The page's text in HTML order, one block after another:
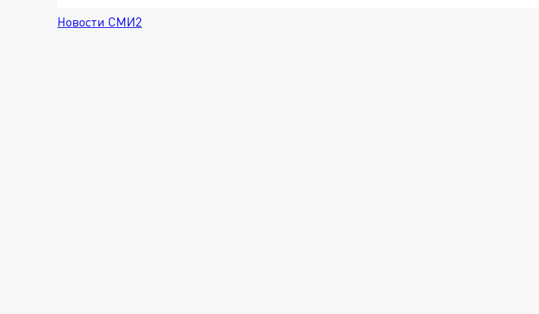
Новости СМИ2